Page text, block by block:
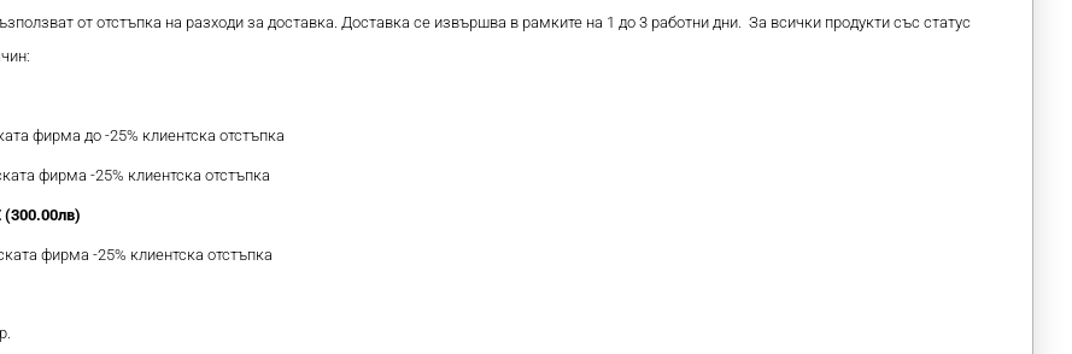
от отстъпка на разходи за доставка. Доставка се извършва в рамките на 1 до 3 работни дни. За всички продукти със статус
фирма до -25% клиентска отстъпка
фирма -25% клиентска отстъпка
(300.00лв)
фирма -25% клиентска отстъпка